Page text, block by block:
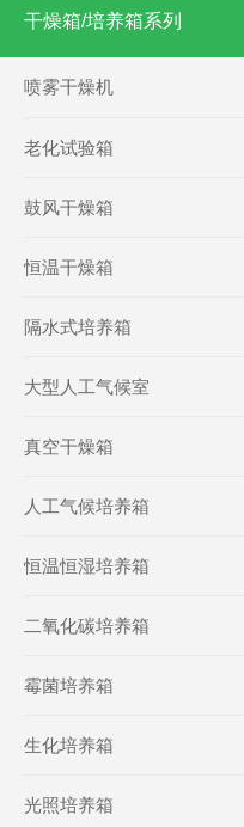
干燥箱/培养箱系列
喷雾干燥机
老化试验箱
鼓风干燥箱
恒温干燥箱
隔水式培养箱
大型人工气候室
真空干燥箱
人工气候培养箱
恒温恒湿培养箱
二氧化碳培养箱
霉菌培养箱
生化培养箱
光照培养箱